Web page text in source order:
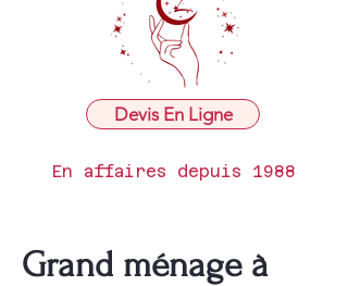
Devis En Ligne
En affaires depuis 1988
Grand ménage à